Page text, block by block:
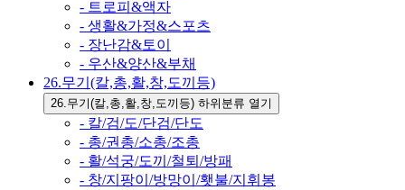
- 트로피&액자
- 생활&가정&스포츠
- 장난감&토이
- 우산&양산&부채
26.무기(칼,총,활,창,도끼등)
26.무기(칼,총,활,창,도끼등) 하위분류 열기
- 칼/검/도/단검/단도
- 총/권총/소총/조총
- 활/석궁/도끼/철퇴/방패
- 창/지팡이/방망이/횃불/지휘봉